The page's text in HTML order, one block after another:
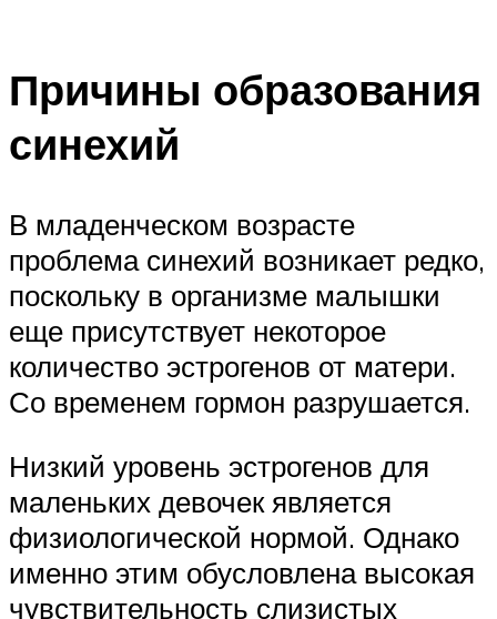
Причины образования
синехий
В младенческом возрасте
проблема синехий возникает редко,
поскольку в организме малышки
еще присутствует некоторое
количество эстрогенов от матери.
Со временем гормон разрушается.
Низкий уровень эстрогенов для
маленьких девочек является
физиологической нормой. Однако
именно этим обусловлена высокая
чувствительность слизистых